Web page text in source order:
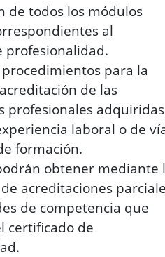
de todos los módulos
al
profesionalidad.
para la
de las
profesionales
laboral o de
formación.
obtener mediante
acreditaciones
de competencia que
certificado de